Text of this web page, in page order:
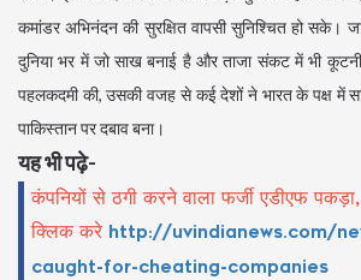
कमांडर अभिनंदन की सुरक्षित वापसी सुनिश्चित हो सके।
दुनिया भर में जो साख बनाई है और ताजा संकट में भी
पहलकदमी की, उसकी वजह से कई देशों ने भारत के पक्ष में
पाकिस्तान पर दबाव बना।
यह भी पढ़े-
कंपनियों से ठगी करने वाला फर्जी एडीएफ
क्लिक करे http://uvindianews.com/
caught-for-cheating-companies